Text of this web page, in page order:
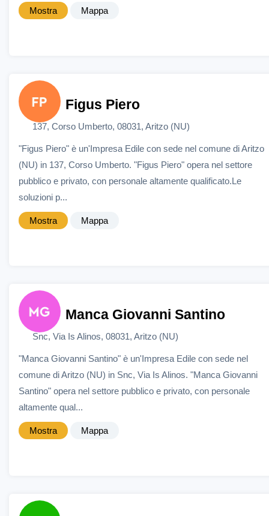
Mostra Mappa
Figus Piero
137, Corso Umberto, 08031, Aritzo (NU)
"Figus Piero" è un'Impresa Edile con sede nel comune di Aritzo
(NU) in 137, Corso Umberto. "Figus Piero" opera nel settore
pubblico e privato, con personale altamente qualificato.Le
soluzioni p...
Mostra Mappa
Manca Giovanni Santino
Snc, Via Is Alinos, 08031, Aritzo (NU)
"Manca Giovanni Santino" è un'Impresa Edile con sede nel
comune di Aritzo (NU) in Snc, Via Is Alinos. "Manca Giovanni
Santino" opera nel settore pubblico e privato, con personale
altamente qual...
Mostra Mappa